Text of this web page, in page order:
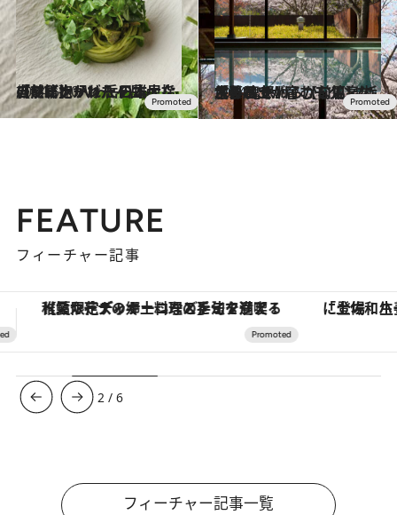
2024.5.10
「リゾナーレ八ヶ岳」【前篇】 八ヶ岳の雄大な自然に抱かれた 日本屈指のワインリゾート
旅＆お出かけ 2024.4.3
「界 鬼怒川」【前篇】 栃木の風土が育むモダンな民藝と やわらかな温泉に包まれて
旅＆お出かけ
FEATURE
フィーチャー記事
「土佐和ハーブかき氷」がOMO7高知に登場！生姜、山椒、大葉など目にも舌にも涼を呼ぶ郷土の味 【銀座で出合う最旬美容】美髪ケアや上質
3 /6
フィーチャー記事一覧